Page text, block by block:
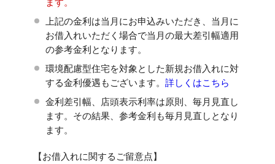
ます。
上記の金利は当月にお申込みいただき、当月に
お借入れいただく場合で当月の最大差引幅適用
の参考金利となります。
環境配慮型住宅を対象とした新規お借入れに対
する金利優遇もございます。 詳しくはこちら
金利差引幅、店頭表示利率は原則、毎月見直し
ます。その結果、参考金利も毎月見直しとなり
ます。
【お借入れに関するご留意点】